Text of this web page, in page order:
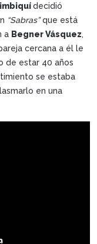
decidió
“Sabras”que está
a Begner Vásquez,
cercana a él le
de estar 40 años
se estaba
en una